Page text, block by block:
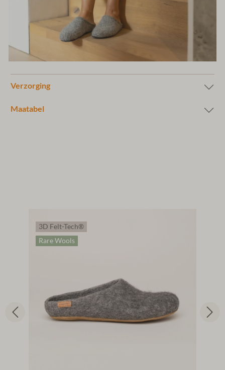
Verzorging
Maatabel
3D Felt-Tech®
Rare Wools